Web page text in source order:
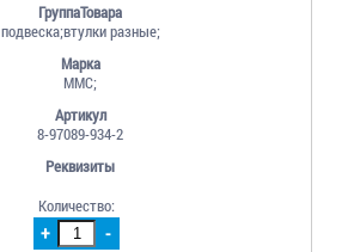
ГруппаТовара
подвеска;втулки разные;
Марка
MMC;
Артикул
8-97089-934-2
Реквизиты
+ -
Количество: